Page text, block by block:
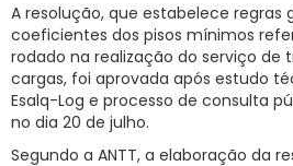
A resolução, que estabelece regras
coeficientes dos pisos mínimos
rodado na realização do serviço de
cargas, foi aprovada após estudo
Esalq-Log e processo de consulta
no dia 20 de julho.
Segundo a ANTT, a elaboração da